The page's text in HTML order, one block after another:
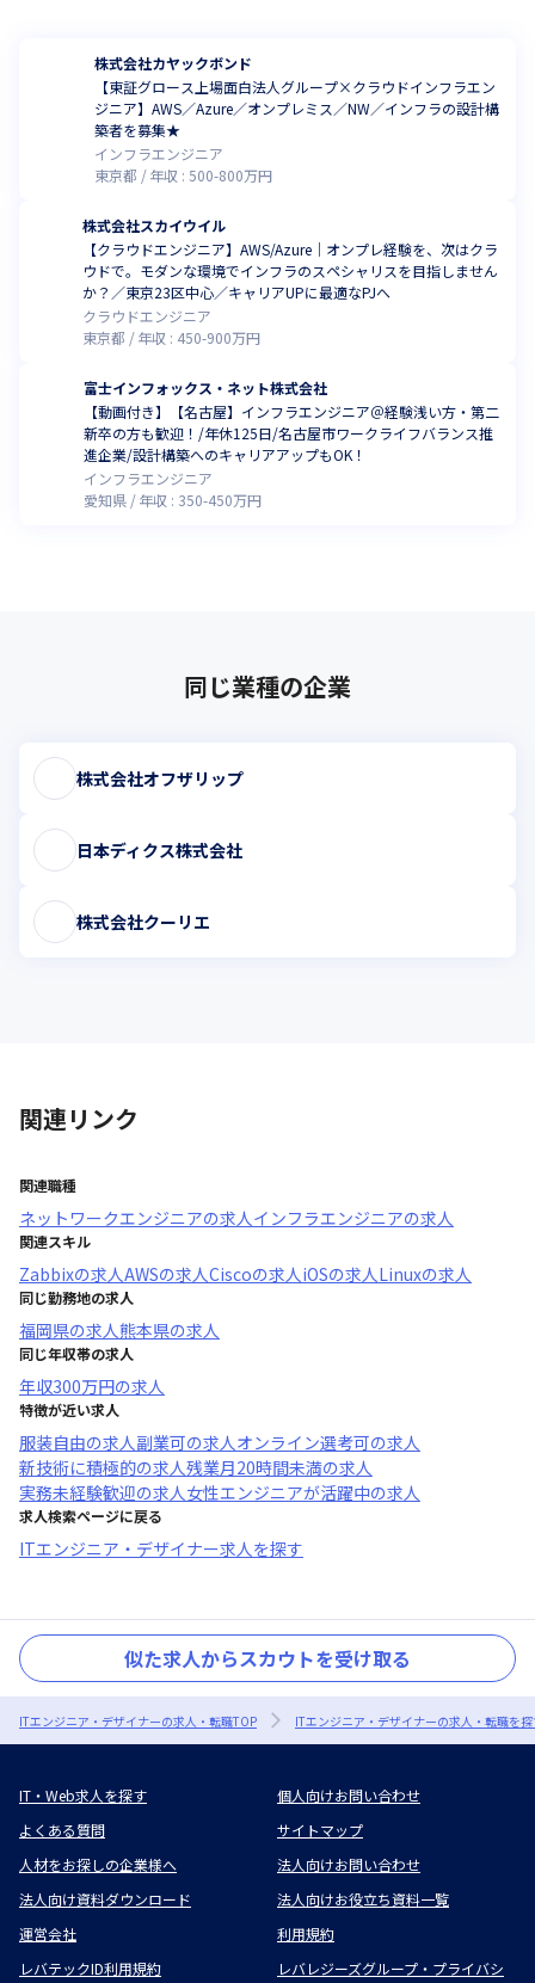
株式会社カヤックボンド
【東証グロース上場面白法人グループ×クラウドインフラエン
ジニア】AWS／Azure／オンプレミス／NW／インフラの設計構
築者を募集★
インフラエンジニア
東京都
年収 : 500-800万円
株式会社スカイウイル
【クラウドエンジニア】AWS/Azure｜オンプレ経験を、次はクラ
ウドで。モダンな環境でインフラのスペシャリスを目指しません
か？／東京23区中心／キャリアUPに最適なPJへ
クラウドエンジニア
東京都
年収 : 450-900万円
富士インフォックス・ネット株式会社
【動画付き】【名古屋】インフラエンジニア＠経験浅い方・第二
新卒の方も歓迎！/年休125日/名古屋市ワークライフバランス推
進企業/設計構築へのキャリアアップもOK！
インフラエンジニア
愛知県
年収 : 350-450万円
同じ業種の企業
株式会社オフザリップ
日本ディクス株式会社
株式会社クーリエ
関連リンク
関連職種
ネットワークエンジニアの求人インフラエンジニアの求人
関連スキル
Zabbixの求人AWSの求人Ciscoの求人iOSの求人Linuxの求人
同じ勤務地の求人
福岡県の求人熊本県の求人
同じ年収帯の求人
年収300万円の求人
特徴が近い求人
服装自由の求人副業可の求人オンライン選考可の求人
新技術に積極的の求人残業月20時間未満の求人
実務未経験歓迎の求人女性エンジニアが活躍中の求人
求人検索ページに戻る
ITエンジニア・デザイナー求人を探す
似た求人からスカウトを受け取る
ITエンジニア・デザイナーの求人・転職TOP ITエンジニア・デザイナーの求人・転職を
IT・Web求人を探す
個人向けお問い合わせ
よくある質問
サイトマップ
人材をお探しの企業様へ
法人向けお問い合わせ
法人向け資料ダウンロード
法人向けお役立ち資料一覧
運営会社
利用規約
レバテックID利用規約
レバレジーズグループ・プライバシ